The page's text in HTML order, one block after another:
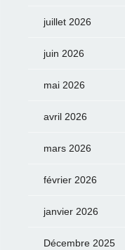
juillet 2026
juin 2026
mai 2026
avril 2026
mars 2026
février 2026
janvier 2026
Décembre 2025